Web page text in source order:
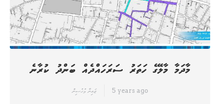
މާދަމާ މާލޭގެ ހަތަރު ސަރަހައްދެއް ބަންދު ކުރާނެ
ޒައިނާ މުހުސިން 5 years ago